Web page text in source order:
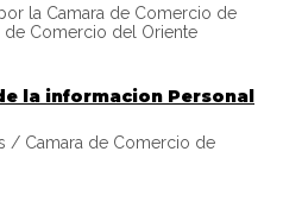
la Camara de Comercio de
de Comercio del Oriente
la informacion Personal
/ Camara de Comercio de